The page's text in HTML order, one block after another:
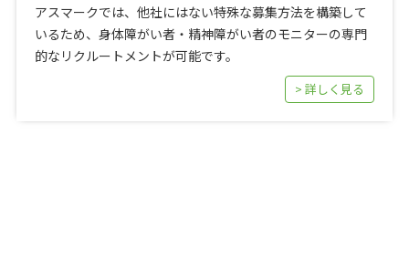
アスマークでは、他社にはない特殊な募集方法を構築して
いるため、身体障がい者・精神障がい者のモニターの専門
的なリクルートメントが可能です。
> 詳しく見る